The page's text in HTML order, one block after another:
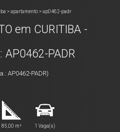
> apartamento > ap0462-padr
em CURITIBA -
AP0462-PADR
AP0462-PADR)
85,00 m² 1 Vaga(s)